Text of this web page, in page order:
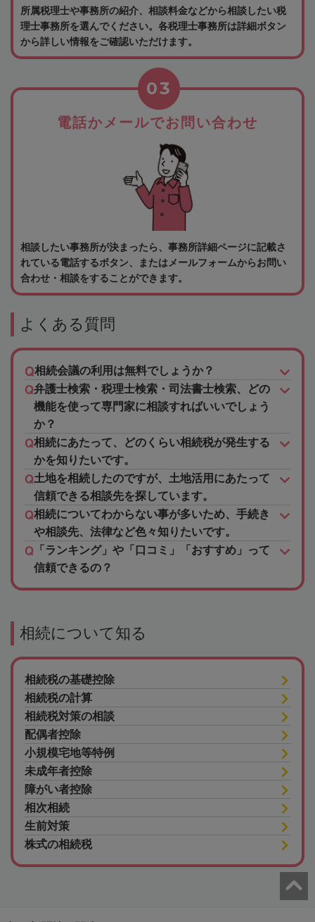
所属税理士や事務所の紹介、相談料金などから相談したい税
理士事務所を選んでください。各税理士事務所は詳細ボタン
から詳しい情報をご確認いただけます。
電話かメールでお問い合わせ
03
相談したい事務所が決まったら、事務所詳細ページに記載さ
れている電話するボタン、またはメールフォームからお問い
合わせ・相談をすることができます。
よくある質問
相続会議の利用は無料でしょうか？
弁護士検索・税理士検索・司法書士検索、どの
機能を使って専門家に相談すればいいでしょう
か？
相続にあたって、どのくらい相続税が発生する
かを知りたいです。
土地を相続したのですが、土地活用にあたって
信頼できる相談先を探しています。
相続についてわからない事が多いため、手続き
や相談先、法律など色々知りたいです。
「ランキング」や「口コミ」「おすすめ」って
信頼できるの？
相続について知る
相続税の基礎控除
相続税の計算
相続税対策の相談
配偶者控除
小規模宅地等特例
未成年者控除
障がい者控除
相次相続
生前対策
株式の相続税